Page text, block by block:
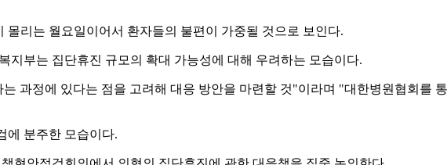
리는 월요일이어서 환자들의 불편이 가중될 것으로 보인다.
지부는 집단휴진 규모의 확대 가능성에 대해 우려하는 모습이다.
과정에 있다는 점을 고려해 대응 방안을 마련할 것"이라며 "대한병원협회를
에 분주한 모습이다.